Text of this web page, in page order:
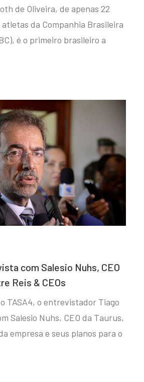
de Oliveira, de apenas 22
da Companhia Brasileira
é o primeiro brasileiro a
com Salesio Nuhs, CEO
Reis & CEOs
TASA4, o entrevistador Tiago
Salesio Nuhs, CEO da Taurus,
empresa e seus planos para o